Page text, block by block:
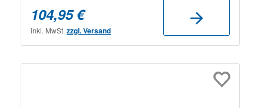
104,95 €
inkl. MwSt. zzgl. Versand